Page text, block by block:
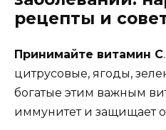
рецепты и
Принимайте витамин С
цитрусовые, ягоды,
богатые этим важным
иммунитет и защищает